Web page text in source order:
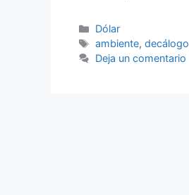
Categorías
Dólar
Etiquetas
ambiente,decálogo
Deja un comentario